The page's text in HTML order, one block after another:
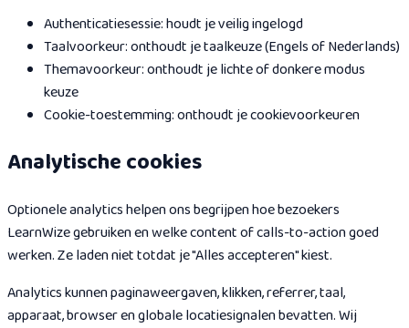
Authenticatiesessie: houdt je veilig ingelogd
Taalvoorkeur: onthoudt je taalkeuze (Engels of Nederlands)
Themavoorkeur: onthoudt je lichte of donkere modus
keuze
Cookie-toestemming: onthoudt je cookievoorkeuren
Analytische cookies
Optionele analytics helpen ons begrijpen hoe bezoekers
LearnWize gebruiken en welke content of calls-to-action goed
werken. Ze laden niet totdat je "Alles accepteren" kiest.
Analytics kunnen paginaweergaven, klikken, referrer, taal,
apparaat, browser en globale locatiesignalen bevatten. Wij